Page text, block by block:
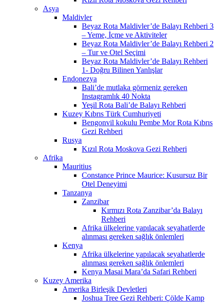
Asya
Maldivler
Beyaz Rota Maldivler’de Balayı Rehberi 3
– Yeme, İçme ve Aktiviteler
Beyaz Rota Maldivler’de Balayı Rehberi 2
– Tur ve Otel Seçimi
Beyaz Rota Maldivler’de Balayı Rehberi
1- Doğru Bilinen Yanlışlar
Endonezya
Bali’de mutlaka görmeniz gereken
Instagramlık 40 Nokta
Yeşil Rota Bali’de Balayı Rehberi
Kuzey Kıbrıs Türk Cumhuriyeti
Bengonvil kokulu Pembe Mor Rota Kıbrıs
Gezi Rehberi
Rusya
Kızıl Rota Moskova Gezi Rehberi
Afrika
Mauritius
Constance Prince Maurice: Kusursuz Bir
Otel Deneyimi
Tanzanya
Zanzibar
Kırmızı Rota Zanzibar’da Balayı
Rehberi
Afrika ülkelerine yapılacak seyahatlerde
alınması gereken sağlık önlemleri
Kenya
Afrika ülkelerine yapılacak seyahatlerde
alınması gereken sağlık önlemleri
Kenya Masai Mara’da Safari Rehberi
Kuzey Amerika
Amerika Birleşik Devletleri
Joshua Tree Gezi Rehberi: Çölde Kamp